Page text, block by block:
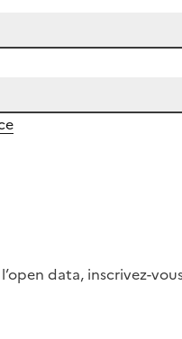
data, inscrivez-